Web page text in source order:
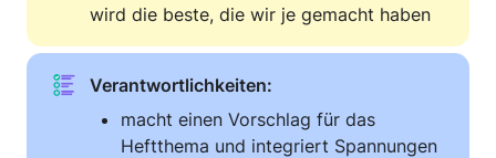
wird die beste, die wir je gemacht haben
Verantwortlichkeiten:
macht einen Vorschlag für das
Heftthema und integriert Spannungen